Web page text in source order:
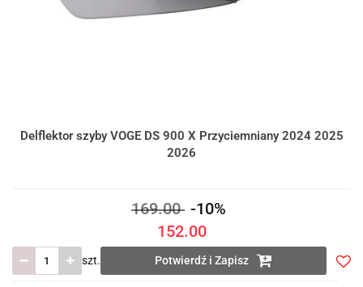
Delflektor szyby VOGE DS 900 X Przyciemniany 2024 2025
2026
169.00 -10%
152.00
szt. Potwierdź i Zapisz